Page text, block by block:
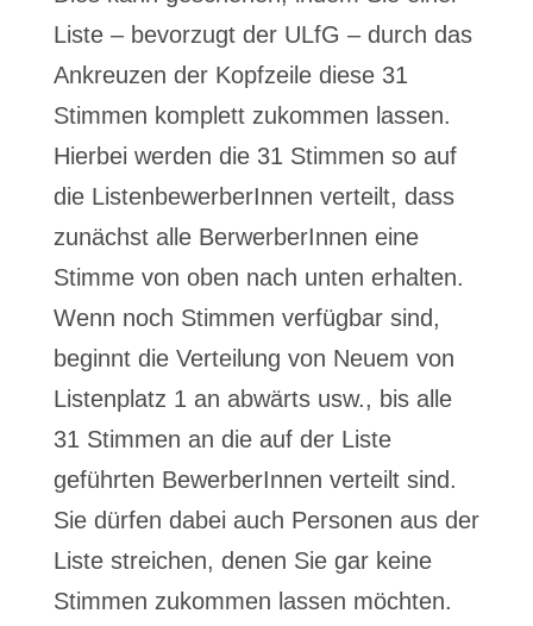
Liste – bevorzugt der ULfG – durch das
Ankreuzen der Kopfzeile diese 31
Stimmen komplett zukommen lassen.
Hierbei werden die 31 Stimmen so auf
die ListenbewerberInnen verteilt, dass
zunächst alle BerwerberInnen eine
Stimme von oben nach unten erhalten.
Wenn noch Stimmen verfügbar sind,
beginnt die Verteilung von Neuem von
Listenplatz 1 an abwärts usw., bis alle
31 Stimmen an die auf der Liste
geführten BewerberInnen verteilt sind.
Sie dürfen dabei auch Personen aus der
Liste streichen, denen Sie gar keine
Stimmen zukommen lassen möchten.